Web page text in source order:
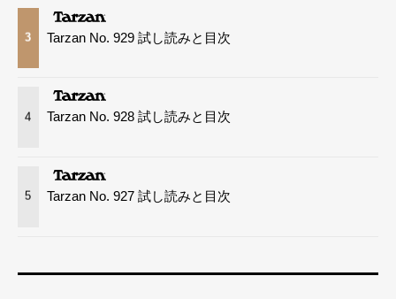
3 Tarzan No. 929 試し読みと目次
4 Tarzan No. 928 試し読みと目次
5 Tarzan No. 927 試し読みと目次